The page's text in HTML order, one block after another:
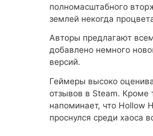
полномасштабного
землей некогда
Авторы предлагают
добавлено немного
версий.
Геймеры высоко
отзывов в Steam. Кроме
напоминает, что Hollow
проснулся среди хаоса